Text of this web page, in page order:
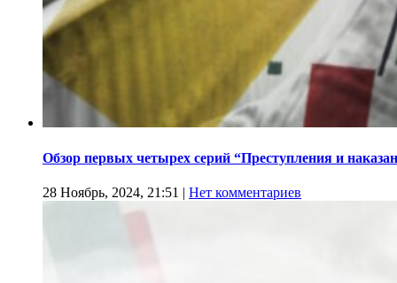
Обзор первых четырех серий “Преступления и
28 Ноябрь, 2024, 21:51 | Нет комментариев